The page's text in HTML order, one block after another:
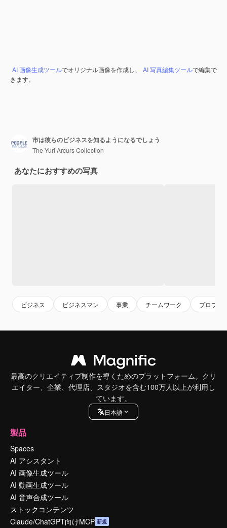
AI 画像生成ツールでオリジナル画像を作成し、 AI 写真編集ツールで編集で
きます。
市は彼らのビジネスを知るようになるでしょう
The Yuri Arcurs Collection
あなたにおすすめの写真
ビジネス ビジネスマン 事業 チームワーク プロフェ
最高のクリエイティブ制作を導くためのプラットフォーム。クリ
エイター、企業、代理店、スタジオを含む100万人以上が利用し
ています。
日本語
製品
Spaces
AI アシスタント
AI 画像生成ツール
AI 動画生成ツール
AI 音声合成ツール
ストックコンテンツ
Claude/ChatGPT向けMCP 新規